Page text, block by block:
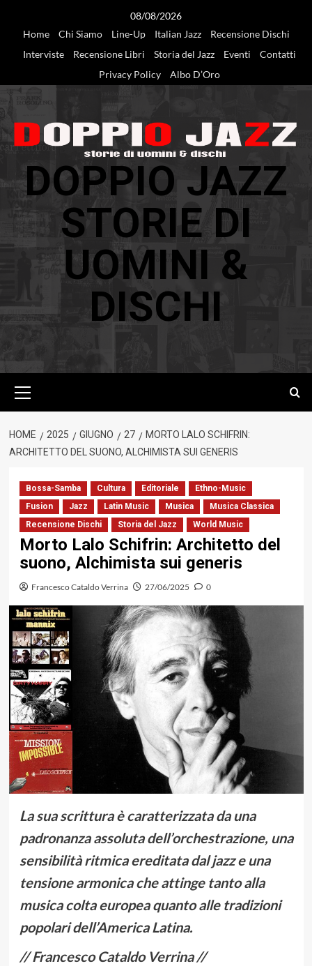
08/08/2026
Home
Chi Siamo Line-Up Italian Jazz
Recensione Dischi
Interviste
Recensione Libri Storia del Jazz Eventi
Contatti
Privacy Policy
Albo D’Oro
DOPPIO JAZZ
STORIE DI
UOMINI &
DISCHI
principale
HOME 2025 GIUGNO 27
MORTO LALO SCHIFRIN:
ARCHITETTO DEL SUONO, ALCHIMISTA SUI GENERIS
Bossa-Samba Cultura Editoriale
Ethno-Music
Fusion
Jazz Latin Music Musica
Musica Classica
Recensione Dischi
Storia del Jazz World Music
Morto Lalo Schifrin: Architetto del
suono, Alchimista sui generis
Francesco Cataldo Verrina 27/06/2025 0
La sua scrittura è caratterizzata da una
padronanza assoluta dell’orchestrazione, una
sensibilità ritmica ereditata dal jazz e una
tensione armonica che attinge tanto alla
musica colta europea quanto alle tradizioni
popolari dell’America Latina.
// Francesco Cataldo Verrina //